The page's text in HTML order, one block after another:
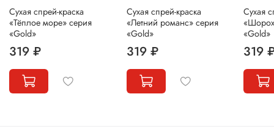
Сухая спрей-краска
«Тёплое море» серия
«Gold»
319 ₽
Сухая спрей-краска
«Летний романс» серия
«Gold»
319 ₽
Сухая
«Шорох
«Gold»
319